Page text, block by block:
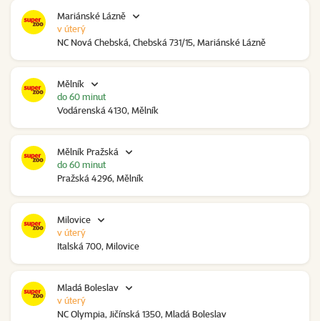
Mariánské Lázně
NC Nová Chebská, Chebská 731/15, Mariánské Lázně
v úterý
Mělník
Vodárenská 4130, Mělník
do 60 minut
Mělník Pražská
Pražská 4296, Mělník
do 60 minut
Milovice
Italská 700, Milovice
v úterý
Mladá Boleslav
NC Olympia, Jičínská 1350, Mladá Boleslav
v úterý